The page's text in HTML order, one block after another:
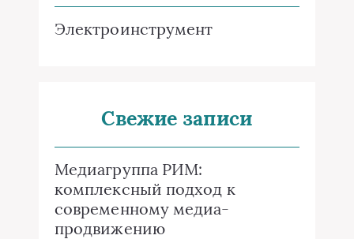
Электроинструмент
Свежие записи
Медиагруппа РИМ:
комплексный подход к
современному медиа-
продвижению